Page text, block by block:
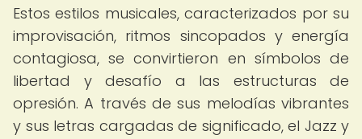
Estos estilos musicales, caracterizados por su
improvisación, ritmos sincopados y energía
contagiosa, se convirtieron en símbolos de
libertad y desafío a las estructuras de
opresión. A través de sus melodías vibrantes
y sus letras cargadas de significado, el Jazz y